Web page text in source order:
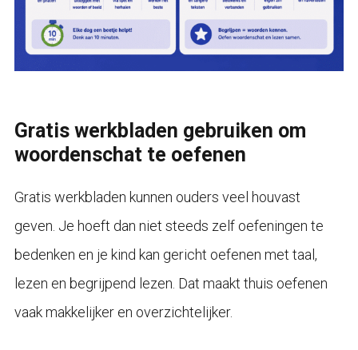
Gratis werkbladen gebruiken om
woordenschat te oefenen
Gratis werkbladen kunnen ouders veel houvast
geven. Je hoeft dan niet steeds zelf oefeningen te
bedenken en je kind kan gericht oefenen met taal,
lezen en begrijpend lezen. Dat maakt thuis oefenen
vaak makkelijker en overzichtelijker.